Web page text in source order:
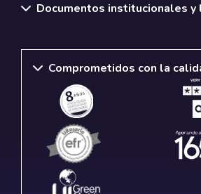
Documentos institucionales y
Comprometidos con la